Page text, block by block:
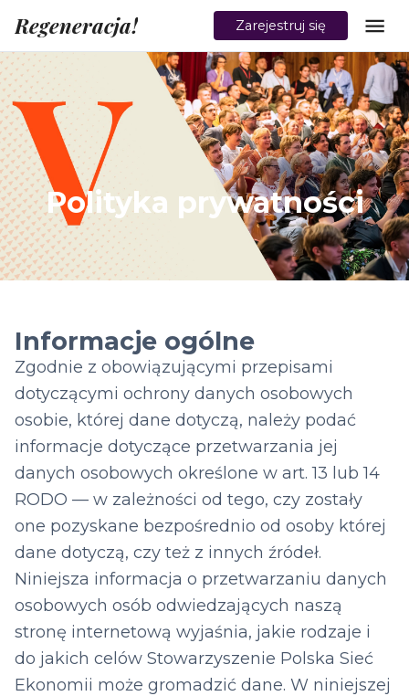
Regeneracja! Zarejestruj się
Polityka prywatności
Informacje ogólne
Zgodnie z obowiązującymi przepisami
dotyczącymi ochrony danych osobowych
osobie, której dane dotyczą, należy podać
informacje dotyczące przetwarzania jej
danych osobowych określone w art. 13 lub 14
RODO — w zależności od tego, czy zostały
one pozyskane bezpośrednio od osoby której
dane dotyczą, czy też z innych źródeł.
Niniejsza informacja o przetwarzaniu danych
osobowych osób odwiedzających naszą
stronę internetową wyjaśnia, jakie rodzaje i
do jakich celów Stowarzyszenie Polska Sieć
Ekonomii może gromadzić dane. W niniejszej